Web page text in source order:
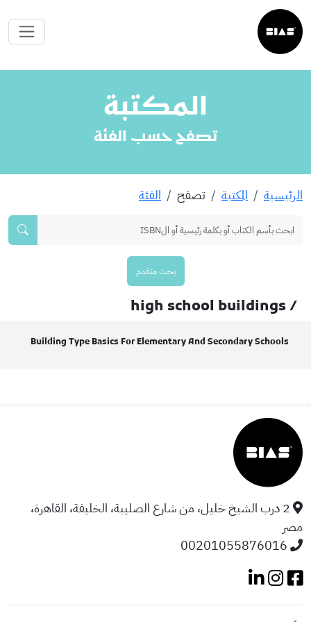
المكتبة
تصفح حسب الفئة
الرئيسية المكتبة تصفح الفئة
بحث متقدم
/ high school buildings
Building Type Basics For Elementary And Secondary Schools
2 درب الشيخ خليل، من شارع الصليبة، الخليفة، القاهرة،
مصر